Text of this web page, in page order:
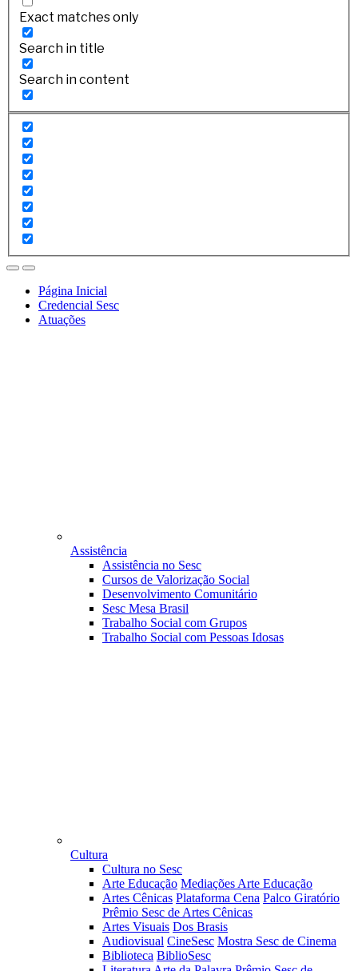
Exact matches only
Search in title
Search in content
Página Inicial
Credencial Sesc
Atuações
Assistência
Assistência no Sesc
Cursos de Valorização Social
Desenvolvimento Comunitário
Sesc Mesa Brasil
Trabalho Social com Grupos
Trabalho Social com Pessoas Idosas
Cultura
Cultura no Sesc
Arte Educação Mediações Arte Educação
Artes Cênicas Plataforma Cena Palco Giratório
Prêmio Sesc de Artes Cênicas
Artes Visuais Dos Brasis
Audiovisual CineSesc Mostra Sesc de Cinema
Biblioteca BiblioSesc